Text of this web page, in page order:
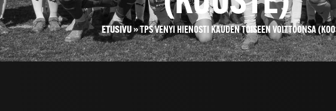
ETUSIVU»TPS VENYI HIENOSTI KAUDEN TOISEEN VOITTOONSA